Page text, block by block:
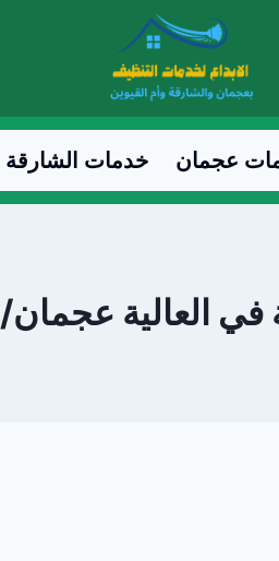
عجمان خدمات الشارقة
عجمان/0547557544